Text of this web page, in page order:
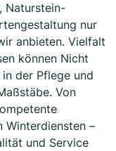
Naturstein-
nur
anbieten. Vielfalt
können Nicht
der Pflege und
Von
Winterdiensten –
und Service